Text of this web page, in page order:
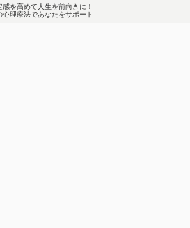
感を高めて人生を前向きに！
心理療法であなたをサポート